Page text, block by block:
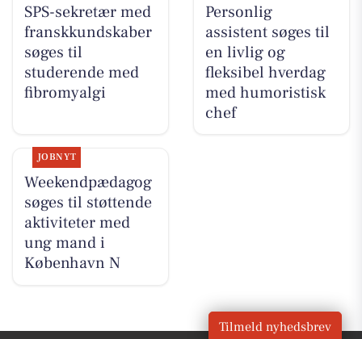
SPS-sekretær med
franskkundskaber
søges til
studerende med
fibromyalgi
Personlig
assistent søges til
en livlig og
fleksibel hverdag
med humoristisk
chef
JOBNYT
Weekendpædagog
søges til støttende
aktiviteter med
ung mand i
København N
Tilmeld nyhedsbrev